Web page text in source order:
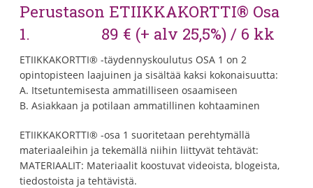
Perustason ETIIKKAKORTTI® Osa
1. 89 € (+ alv 25,5%) / 6 kk
ETIIKKAKORTTI® -täydennyskoulutus OSA 1 on 2
opintopisteen laajuinen ja sisältää kaksi kokonaisuutta:
A. Itsetuntemisesta ammatilliseen osaamiseen
B. Asiakkaan ja potilaan ammatillinen kohtaaminen
ETIIKKAKORTTI® -osa 1 suoritetaan perehtymällä
materiaaleihin ja tekemällä niihin liittyvät tehtävät:
MATERIAALIT: Materiaalit koostuvat videoista, blogeista,
tiedostoista ja tehtävistä.